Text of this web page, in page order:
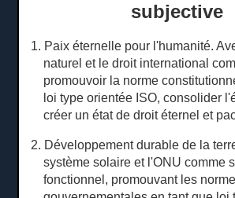
subjective
1. Paix éternelle pour l'humanité.
naturel et le droit international
promouvoir la norme
loi type orientée ISO, consolider
créer un état de droit éternel et
2. Développement durable de la
système solaire et l'ONU comme
fonctionnel, promouvant les